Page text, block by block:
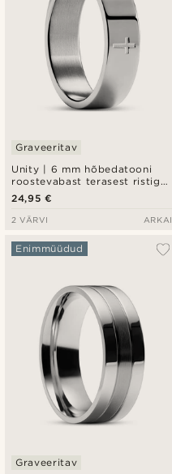
Unity | 6 mm hõbedatooni
roostevabast terasest ristiga
sõrmus
Graveeritav
24,95 €
2 VÄRVI ARKAI
Enimmüüdud
Graveeritav